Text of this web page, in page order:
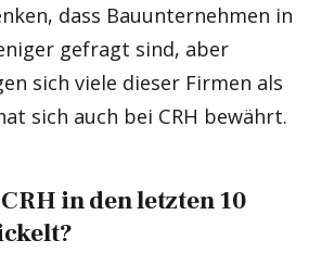
dass Bauunternehmen in
gefragt sind, aber
sich viele dieser Firmen als
sich auch bei CRH bewährt.
in den letzten 10